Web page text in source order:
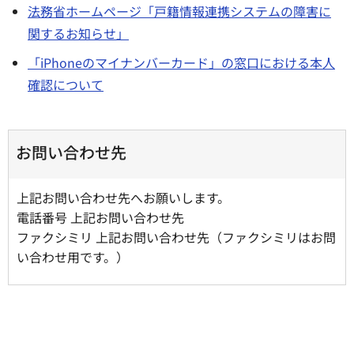
法務省ホームページ「戸籍情報連携システムの障害に
関するお知らせ」
「iPhoneのマイナンバーカード」の窓口における本人
確認について
お問い合わせ先
上記お問い合わせ先へお願いします。
電話番号 上記お問い合わせ先
ファクシミリ 上記お問い合わせ先（ファクシミリはお問
い合わせ用です。）